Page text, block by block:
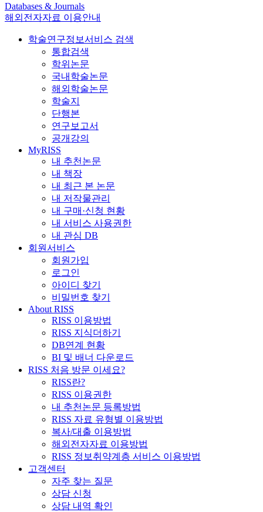
Databases & Journals
해외전자자료 이용안내
학술연구정보서비스 검색
통합검색
학위논문
국내학술논문
해외학술논문
학술지
단행본
연구보고서
공개강의
MyRISS
내 추천논문
내 책장
내 최근 본 논문
내 저작물관리
내 구매·신청 현황
내 서비스 사용권한
내 관심 DB
회원서비스
회원가입
로그인
아이디 찾기
비밀번호 찾기
About RISS
RISS 이용방법
RISS 지식더하기
DB연계 현황
BI 및 배너 다운로드
RISS 처음 방문 이세요?
RISS란?
RISS 이용권한
내 추천논문 등록방법
RISS 자료 유형별 이용방법
복사/대출 이용방법
해외전자자료 이용방법
RISS 정보취약계층 서비스 이용방법
고객센터
자주 찾는 질문
상담 신청
상담 내역 확인